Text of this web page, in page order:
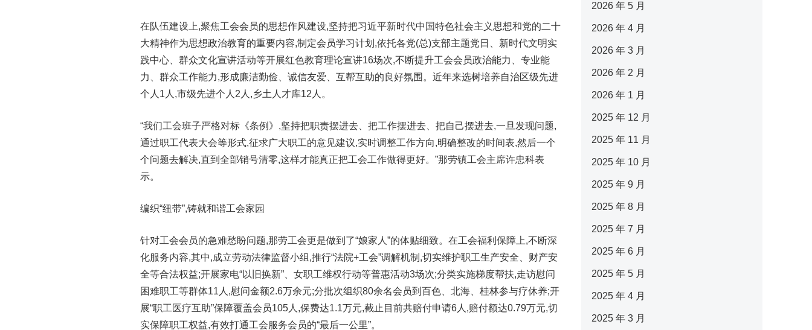
在队伍建设上,聚焦工会会员的思想作风建设,坚持把习近平新时代中国特色社会主义思想和党的二十
大精神作为思想政治教育的重要内容,制定会员学习计划,依托各党(总)支部主题党日、新时代文明实
践中心、群众文化宣讲活动等开展红色教育理论宣讲16场次,不断提升工会会员政治能力、专业能
力、群众工作能力,形成廉洁勤俭、诚信友爱、互帮互助的良好氛围。近年来选树培养自治区级先进
个人1人,市级先进个人2人,乡土人才库12人。
“我们工会班子严格对标《条例》,坚持把职责摆进去、把工作摆进去、把自己摆进去,一旦发现问题,
通过职工代表大会等形式,征求广大职工的意见建议,实时调整工作方向,明确整改的时间表,然后一个
个问题去解决,直到全部销号清零,这样才能真正把工会工作做得更好。”那劳镇工会主席许忠科表
示。
编织“纽带”,铸就和谐工会家园
针对工会会员的急难愁盼问题,那劳工会更是做到了“娘家人”的体贴细致。在工会福利保障上,不断深
化服务内容,其中,成立劳动法律监督小组,推行“法院+工会”调解机制,切实维护职工生产安全、财产安
全等合法权益;开展家电“以旧换新”、女职工维权行动等普惠活动3场次;分类实施梯度帮扶,走访慰问
困难职工等群体11人,慰问金额2.6万余元;分批次组织80余名会员到百色、北海、桂林参与疗休养;开
展“职工医疗互助”保障覆盖会员105人,保费达1.1万元,截止目前共赔付申请6人,赔付额达0.79万元,切
实保障职工权益,有效打通工会服务会员的“最后一公里”。
2026 年 5 月
2026 年 4 月
2026 年 3 月
2026 年 2 月
2026 年 1 月
2025 年 12 月
2025 年 11 月
2025 年 10 月
2025 年 9 月
2025 年 8 月
2025 年 7 月
2025 年 6 月
2025 年 5 月
2025 年 4 月
2025 年 3 月